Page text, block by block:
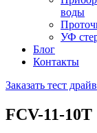
воды
УФ
Блог
Контакты
Заказать тест драйв
FCV-11-10T